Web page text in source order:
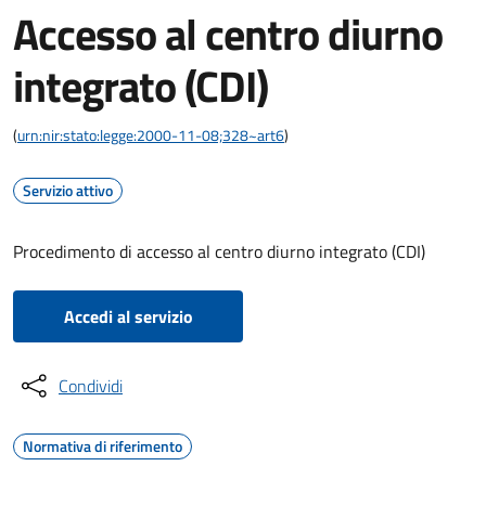
Accesso al centro diurno
integrato (CDI)
(urn:nir:stato:legge:2000-11-08;328~art6)
Servizio attivo
Procedimento di accesso al centro diurno integrato (CDI)
Accedi al servizio
Condividi
Normativa di riferimento